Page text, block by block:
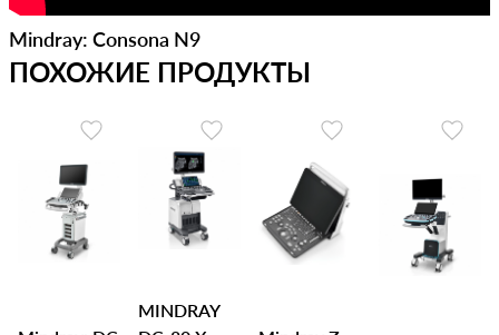
Mindray: Consona N9
ПОХОЖИЕ ПРОДУКТЫ
MINDRAY